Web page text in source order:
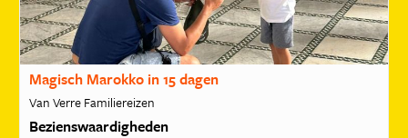
Magisch Marokko in 15 dagen
Van Verre Familiereizen
Bezienswaardigheden